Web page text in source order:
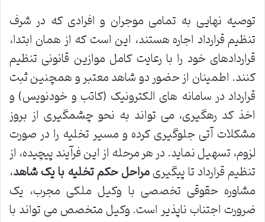
توصیه نهایی به تمامی موجران و افرادی که در شرف
تنظیم قرارداد اجاره هستند، این است که از همان ابتدا،
قراردادهای خود را با رعایت کامل موازین قانونی تنظیم
کنند. اطمینان از حضور دو شاهد معتبر و همچنین ثبت
قرارداد در سامانه های الکترونیک (کاتب و خودنویس) و
اخذ کد رهگیری، می تواند به نحو چشمگیری از بروز
مشکلات آتی جلوگیری کرده و مسیر تخلیه را در صورت
لزوم، تسهیل نماید. در هر مرحله از این فرآیند پیچیده، از
تنظیم قرارداد تا پیگیریمراحل حکم تخلیه با یک شاهد،
مشاوره حقوقی تخصصی با وکیل ملکی مجرب، یک
ضرورت اجتناب ناپذیر است. وکیل متخصص می تواند با